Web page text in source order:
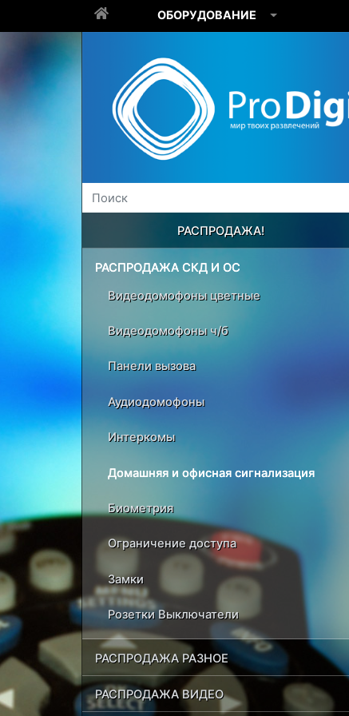
ОБОРУДОВАНИЕ
РАСПРОДАЖА!
РАСПРОДАЖА СКД И ОС
Видеодомофоны цветные
Видеодомофоны ч/б
Панели вызова
Аудиодомофоны
Интеркомы
Домашняя и офисная сигнализация
Биометрия
Ограничение доступа
Замки
Розетки Выключатели
РАСПРОДАЖА РАЗНОЕ
РАСПРОДАЖА ВИДЕО